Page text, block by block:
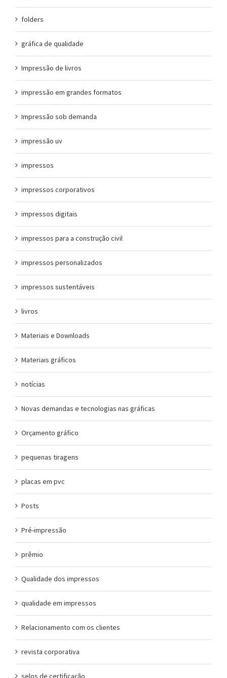
folders
gráfica de qualidade
Impressão de livros
impressão em grandes formatos
Impressão sob demanda
impressão uv
impressos
impressos corporativos
impressos digitais
impressos para a construção civil
impressos personalizados
impressos sustentáveis
livros
Materiais e Downloads
Materiais gráficos
notícias
Novas demandas e tecnologias nas gráficas
Orçamento gráfico
pequenas tiragens
placas em pvc
Posts
Pré-impressão
prêmio
Qualidade dos impressos
qualidade em impressos
Relacionamento com os clientes
revista corporativa
selos de certificação